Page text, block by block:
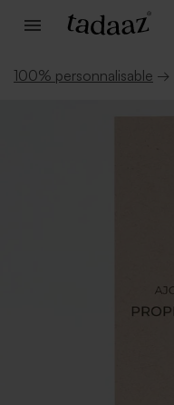
100% personnalisable →